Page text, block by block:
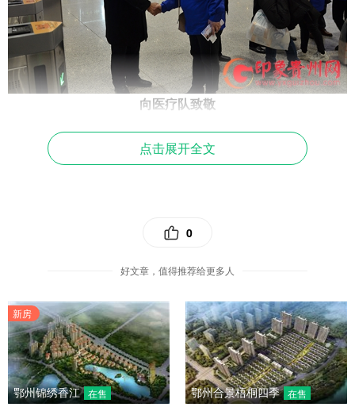
向医疗队致敬
省属的27家三级综合医院，分为普通患者、危重症患者救治2
职称23人)，护士93人(普通患者救治医疗队护士45人、危重症
患者救治医疗队护士48人，中级及以上职称共28人)。该医疗
带队。
点击展开全文
0
好文章，值得推荐给更多人
新房
鄂州锦绣香江 在售
鄂州合景梧桐四季 在售